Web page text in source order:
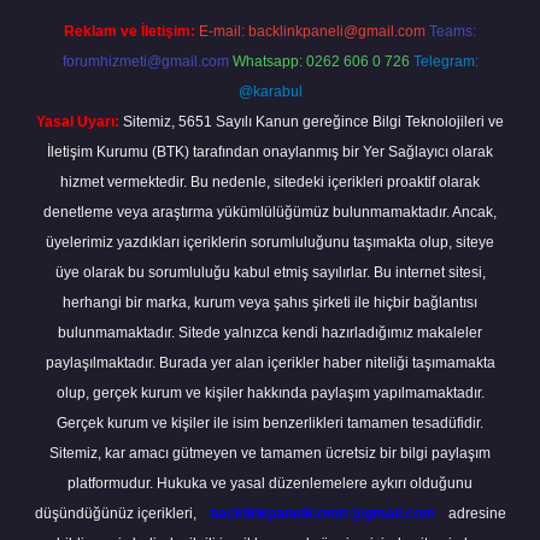
Reklam ve İletişim: E-mail: backlinkpaneli@gmail.com Teams:
forumhizmeti@gmail.com Whatsapp: 0262 606 0 726 Telegram:
@karabul
Yasal Uyarı: Sitemiz, 5651 Sayılı Kanun gereğince Bilgi Teknolojileri ve
İletişim Kurumu (BTK) tarafından onaylanmış bir Yer Sağlayıcı olarak
hizmet vermektedir. Bu nedenle, sitedeki içerikleri proaktif olarak
denetleme veya araştırma yükümlülüğümüz bulunmamaktadır. Ancak,
üyelerimiz yazdıkları içeriklerin sorumluluğunu taşımakta olup, siteye
üye olarak bu sorumluluğu kabul etmiş sayılırlar. Bu internet sitesi,
herhangi bir marka, kurum veya şahıs şirketi ile hiçbir bağlantısı
bulunmamaktadır. Sitede yalnızca kendi hazırladığımız makaleler
paylaşılmaktadır. Burada yer alan içerikler haber niteliği taşımamakta
olup, gerçek kurum ve kişiler hakkında paylaşım yapılmamaktadır.
Gerçek kurum ve kişiler ile isim benzerlikleri tamamen tesadüfidir.
Sitemiz, kar amacı gütmeyen ve tamamen ücretsiz bir bilgi paylaşım
platformudur. Hukuka ve yasal düzenlemelere aykırı olduğunu
düşündüğünüz içerikleri,
backlinkpanelicomtr@gmail.com
adresine